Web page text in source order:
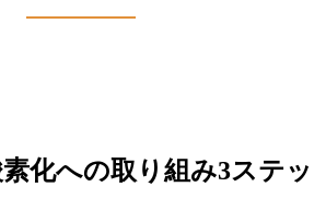
化への取り組み3ステッ